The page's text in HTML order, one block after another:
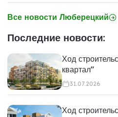
Все новости Люберецкий
Последние новости:
Ход
квартал"
31.07.2026
Ход